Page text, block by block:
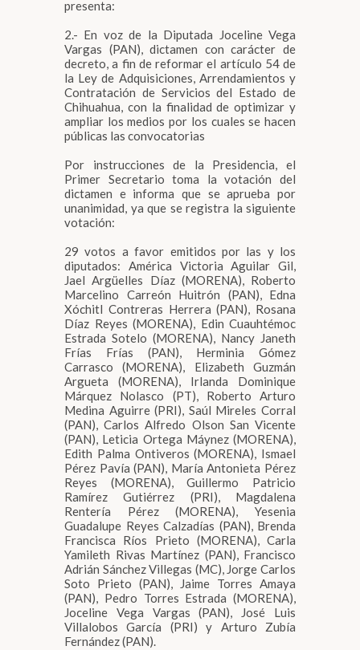
presenta:
2.- En voz de la Diputada Joceline Vega
Vargas (PAN), dictamen con carácter de
decreto, a fin de reformar el artículo 54 de
la Ley de Adquisiciones, Arrendamientos y
Contratación de Servicios del Estado de
Chihuahua, con la finalidad de optimizar y
ampliar los medios por los cuales se hacen
públicas las convocatorias
Por instrucciones de la Presidencia, el
Primer Secretario toma la votación del
dictamen e informa que se aprueba por
unanimidad, ya que se registra la siguiente
votación:
29 votos a favor emitidos por las y los
diputados: América Victoria Aguilar Gil,
Jael Argüelles Díaz (MORENA), Roberto
Marcelino Carreón Huitrón (PAN), Edna
Xóchitl Contreras Herrera (PAN), Rosana
Díaz Reyes (MORENA), Edin Cuauhtémoc
Estrada Sotelo (MORENA), Nancy Janeth
Frías Frías (PAN), Herminia Gómez
Carrasco (MORENA), Elizabeth Guzmán
Argueta (MORENA), Irlanda Dominique
Márquez Nolasco (PT), Roberto Arturo
Medina Aguirre (PRI), Saúl Mireles Corral
(PAN), Carlos Alfredo Olson San Vicente
(PAN), Leticia Ortega Máynez (MORENA),
Edith Palma Ontiveros (MORENA), Ismael
Pérez Pavía (PAN), María Antonieta Pérez
Reyes (MORENA), Guillermo Patricio
Ramírez Gutiérrez (PRI), Magdalena
Rentería Pérez (MORENA), Yesenia
Guadalupe Reyes Calzadías (PAN), Brenda
Francisca Ríos Prieto (MORENA), Carla
Yamileth Rivas Martínez (PAN), Francisco
Adrián Sánchez Villegas (MC), Jorge Carlos
Soto Prieto (PAN), Jaime Torres Amaya
(PAN), Pedro Torres Estrada (MORENA),
Joceline Vega Vargas (PAN), José Luis
Villalobos García (PRI) y Arturo Zubía
Fernández (PAN).